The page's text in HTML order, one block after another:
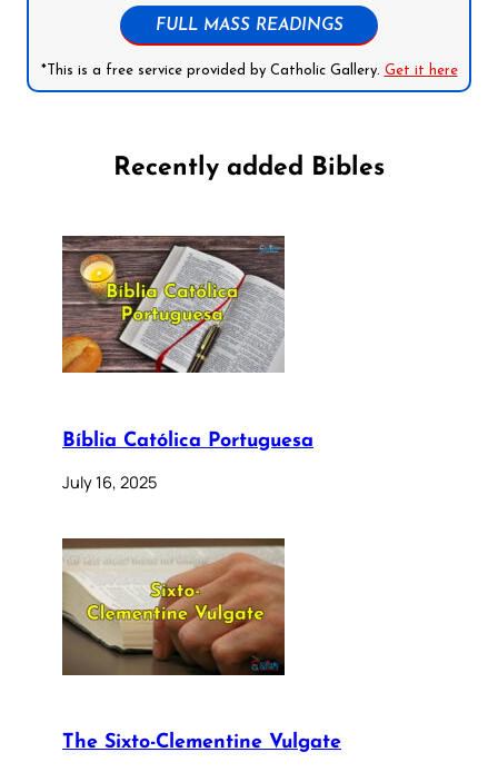
FULL MASS READINGS
*This is a free service provided by Catholic Gallery. Get it here
Recently added Bibles
Bíblia Católica Portuguesa
July 16, 2025
The Sixto-Clementine Vulgate